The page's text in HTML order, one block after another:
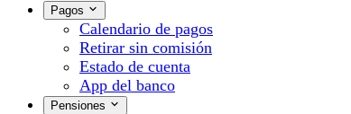
Pagos
Calendario de pagos
Retirar sin comisión
Estado de cuenta
App del banco
Pensiones